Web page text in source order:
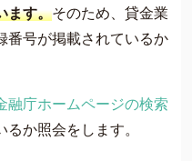
ます。そのため、貸金業
番号が掲載されているか
融庁ホームページの検索
か照会をします。